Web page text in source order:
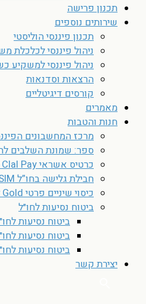
תכנון פרישה
שירותים נוספים
תכנון פיננסי הוליסטי
ניהול פיננסי לכלכלת
ניהול פיננסי למשקיע
הרצאות וסדנאות
קורסים דיגיטליים
מאמרים
חנות והטבות
מרכז המחשבונים
ספר: שמונת השלבים
כרטיס אשראי Clal Pay ללא דמי כרטיס
חבילת גלישה בחו”ל ESIM
כיסוי שיניים פרטי MyDoctor Gold
ביטוח נסיעות לחו״ל
ביטוח נסיעות
ביטוח נסיעות
ביטוח נסיעות
יצירת קשר